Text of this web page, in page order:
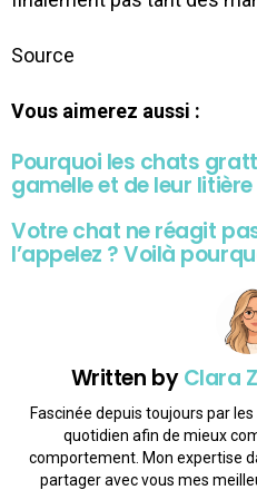
Source
Vous aimerez aussi :
Pourquoi les chats
gamelle et de leur litière
Votre chat ne réagit
l’appelez ? Voilà
Written byClara
Fascinée depuis toujours par
quotidien afin de mieux
comportement. Mon expertise
partager avec vous mes